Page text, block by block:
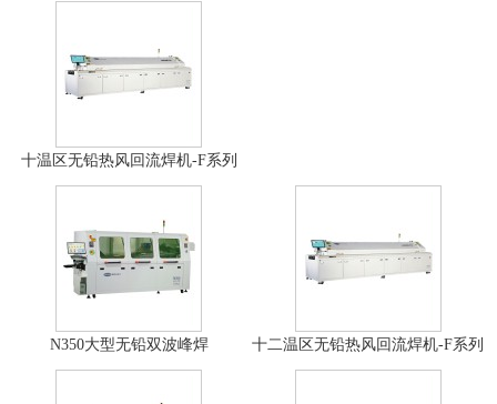
十温区无铅热风回流焊机-F系列
N350大型无铅双波峰焊 十二温区无铅热风回流焊机-F系列